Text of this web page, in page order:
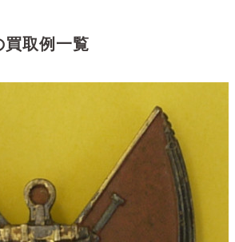
取例一覧